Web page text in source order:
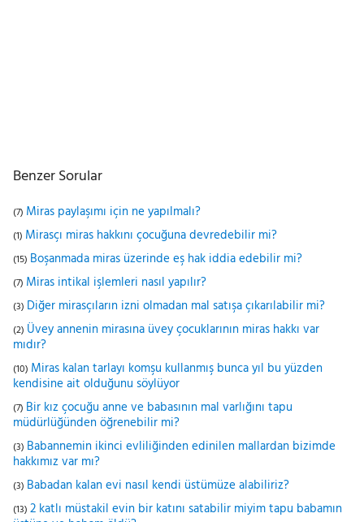
Benzer Sorular
(7) Miras paylaşımı için ne yapılmalı?
(1) Mirasçı miras hakkını çocuğuna devredebilir mi?
(15) Boşanmada miras üzerinde eş hak iddia edebilir mi?
(7) Miras intikal işlemleri nasıl yapılır?
(3) Diğer mirasçıların izni olmadan mal satışa çıkarılabilir mi?
(2) Üvey annenin mirasına üvey çocuklarının miras hakkı var
mıdır?
(10) Miras kalan tarlayı komşu kullanmış bunca yıl bu yüzden
kendisine ait olduğunu söylüyor
(7) Bir kız çocuğu anne ve babasının mal varlığını tapu
müdürlüğünden öğrenebilir mi?
(3) Babannemin ikinci evliliğinden edinilen mallardan bizimde
hakkımız var mı?
(3) Babadan kalan evi nasıl kendi üstümüze alabiliriz?
(13) 2 katlı müstakil evin bir katını satabilir miyim tapu babamın